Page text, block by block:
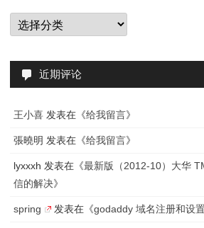
分
类
近期评论
王小喜 发表在《给我留言》
張曉明 发表在《给我留言》
lyxxxh 发表在《最新版（2012-10）大华
信的解决》
spring 发表在《godaddy 域名注册和设